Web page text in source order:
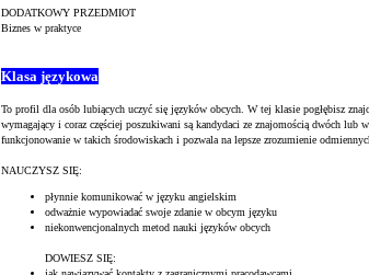
DODATKOWY PRZEDMIOT
Biznes w praktyce
Klasa językowa
To profil dla osób lubiących uczyć się języków obcych. W tej klasie pogłębisz
wymagający i coraz częściej poszukiwani są kandydaci ze znajomością dwóch
funkcjonowanie w takich środowiskach i pozwala na lepsze zrozumienie
NAUCZYSZ SIĘ:
płynnie komunikować w języku angielskim
odważnie wypowiadać swoje zdanie w obcym języku
niekonwencjonalnych metod nauki języków obcych
DOWIESZ SIĘ: